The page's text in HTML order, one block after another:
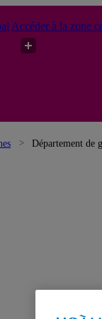
Accéder à la zone
Département de